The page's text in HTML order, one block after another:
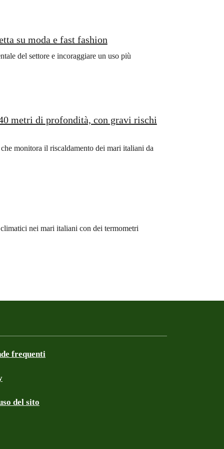
su moda e fast fashion
del settore e incoraggiare un uso più
metri di profondità, con gravi rischi
monitora il riscaldamento dei mari italiani da
nei mari italiani con dei termometri
frequenti
del sito